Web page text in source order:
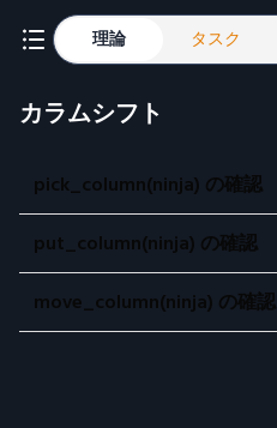
理論 タスク
カラムシフト
pick_column(ninja) の確認
put_column(ninja) の確認
move_column(ninja) の確認